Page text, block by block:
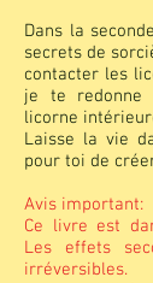
Dans la
secrets de
contacter les
je te redonne
licorne
Laisse la vie
pour toi de
Avis important:
Ce livre est
Les effets